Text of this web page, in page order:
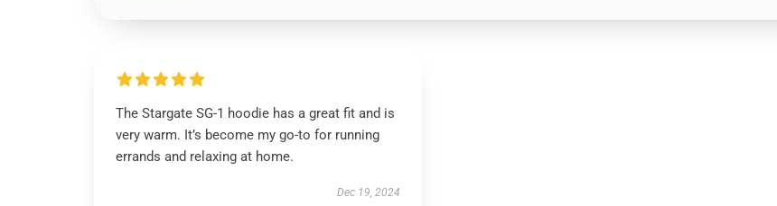
The Stargate SG-1 hoodie has a great fit and is
very warm. It’s become my go-to for running
errands and relaxing at home.
Dec 19, 2024